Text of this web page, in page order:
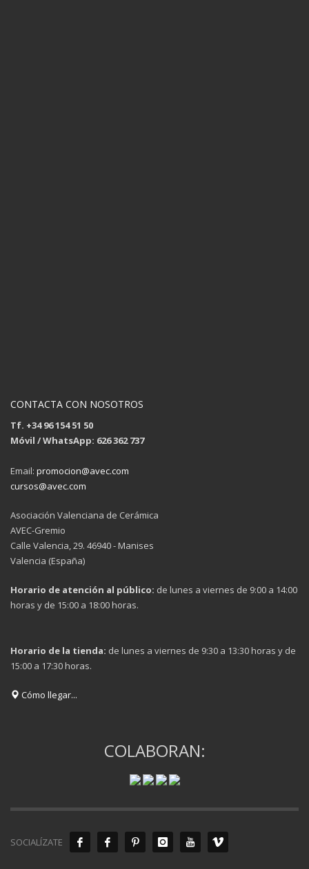
CONTACTA CON NOSOTROS
Tf. +34 96 154 51 50
Móvil / WhatsApp: 626 362 737
Email: promocion@avec.com
cursos@avec.com
Asociación Valenciana de Cerámica
AVEC-Gremio
Calle Valencia, 29. 46940 - Manises
Valencia (España)
Horario de atención al público: de lunes a viernes de 9:00 a 14:00
horas y de 15:00 a 18:00 horas.
Horario de la tienda: de lunes a viernes de 9:30 a 13:30 horas y de
15:00 a 17:30 horas.
Cómo llegar...
COLABORAN:
SOCIALÍZATE